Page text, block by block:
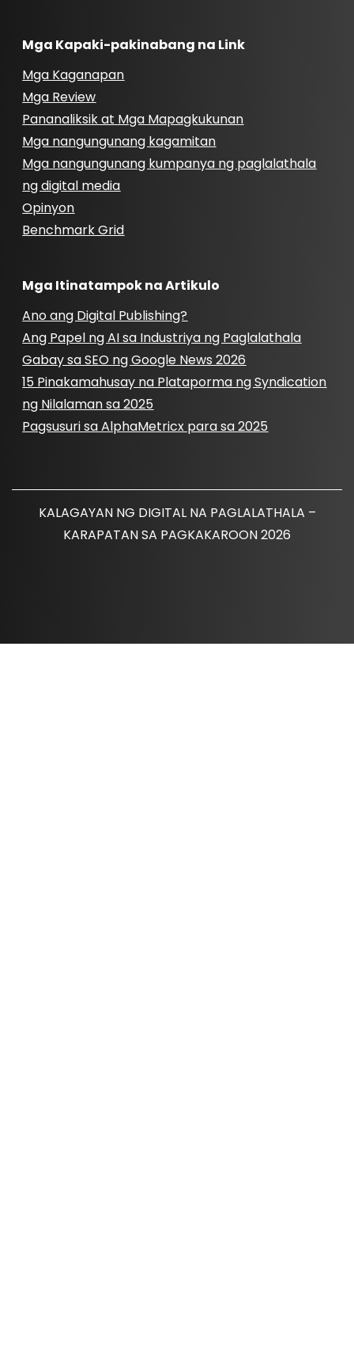
Mga Kapaki-pakinabang na Link
Mga Kaganapan
Mga Review
Pananaliksik at Mga Mapagkukunan
Mga nangungunang kagamitan
Mga nangungunang kumpanya ng paglalathala
ng digital media
Opinyon
Benchmark Grid
Mga Itinatampok na Artikulo
Ano ang Digital Publishing?
Ang Papel ng AI sa Industriya ng Paglalathala
Gabay sa SEO ng Google News 2026
15 Pinakamahusay na Plataporma ng Syndication
ng Nilalaman sa 2025
Pagsusuri sa AlphaMetricx para sa 2025
KALAGAYAN NG DIGITAL NA PAGLALATHALA –
KARAPATAN SA PAGKAKAROON 2026